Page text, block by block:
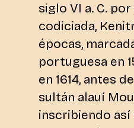
siglo VI a. C.
codiciada,
épocas,
portuguesa en
en 1614, antes
sultán alauí
inscribiendo así